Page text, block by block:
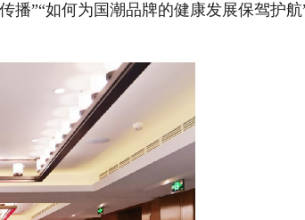
播”“如何为国潮品牌的健康发展保驾护